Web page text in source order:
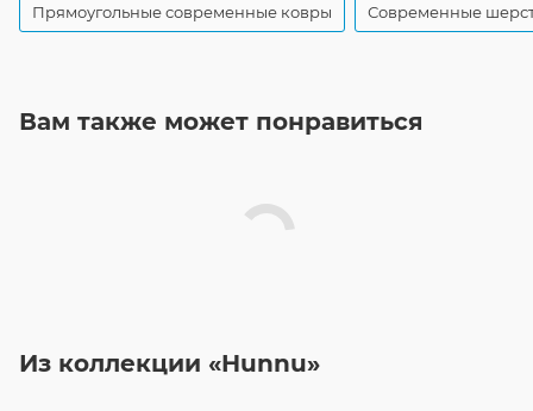
Прямоугольные современные ковры Современные
Вам также может понравиться
Из коллекции «Hunnu»